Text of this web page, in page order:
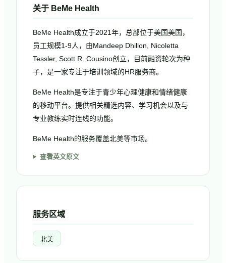
关于 BeMe Health
BeMe Health成立于2021年，总部位于美国美国，
员工规模1-9人，由Mandeep Dhillon, Nicoletta
Tessler, Scott R. Cousino创立，目前融资轮次为种
子，是一家专注于培训领域的HR服务商。
BeMe Health是专注于青少年心理健康和情绪健康
的移动平台。提供相关精选内容、学习机会以及与
专业教练实时连线的功能。
BeMe Health的服务覆盖北美等市场。
查看英文原文
服务区域
北美